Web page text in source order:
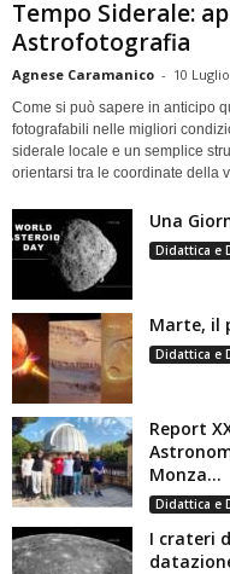
Tempo Siderale:
Astrofotografia
Agnese Caramanico - 10
Come si può sapere in anticipo
fotografabili nelle migliori
siderale locale e un semplice
orientarsi tra le coordinate della
Una
Didattica e
Marte, il
Didattica e
Report
Monza...
Didattica e
I crateri